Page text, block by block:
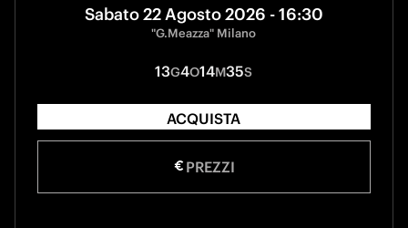
13G4O14M35S
Sabato 22 Agosto 2026 - 16:30
"G.Meazza" Milano
ACQUISTA
PREZZI